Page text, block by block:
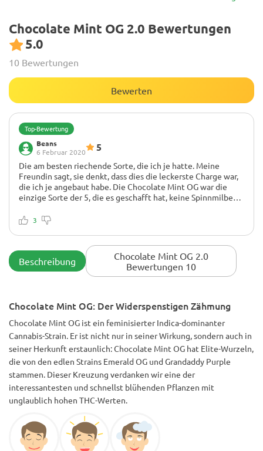
Chocolate Mint OG 2.0 Bewertungen
5.0
10 Bewertungen
Bewerten
Top-Bewertung
Beans
6 Februar 2020
5
Die am besten riechende Sorte, die ich je hatte. Meine
Freundin sagt, sie denkt, dass dies die leckerste Charge war,
die ich je angebaut habe. Die Chocolate Mint OG war die
einzige Sorte der 5, die es geschafft hat, keine Spinnmilben
schönsten Knospen der Gruppe. Auch am besten riechend
diese Sorte gewann jede Kategorie!
Werde auf jeden Fall wieder kaufen! Vielen Dank an meine
3
Beschreibung
Chocolate Mint OG 2.0
Bewertungen 10
Chocolate Mint OG: Der Widerspenstigen Zähmung
Chocolate Mint OG ist ein feminisierter Indica-dominanter
Cannabis-Strain. Er ist nicht nur in seiner Wirkung, sondern auch in
seiner Herkunft erstaunlich: Chocolate Mint OG hat Elite-Wurzeln,
die von den edlen Strains Emerald OG und Grandaddy Purple
stammen. Dieser Kreuzung verdanken wir eine der
interessantesten und schnellst blühenden Pflanzen mit
unglaublich hohen THC-Werten.